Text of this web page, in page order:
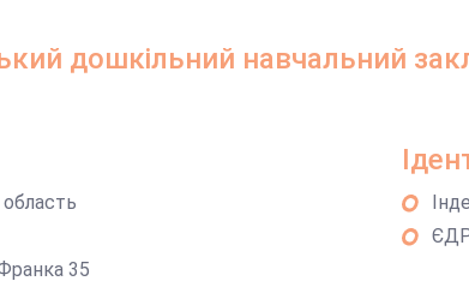
дошкільний навчальний
35